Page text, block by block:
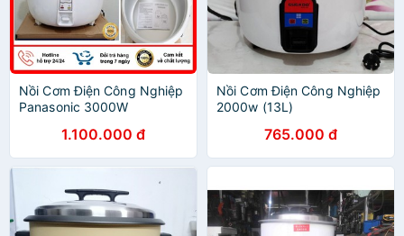
Nồi Cơm Điện Công Nghiệp
Panasonic 3000W
1.100.000 đ
Nồi Cơm Điện Công Nghiệp
2000w (13L)
765.000 đ